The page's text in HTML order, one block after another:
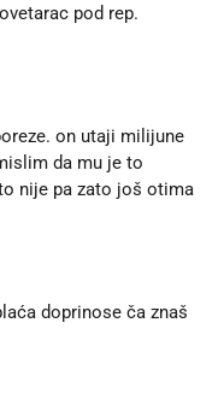
pod rep.
on utaji milijune
da mu je to
nije pa zato još otima
doprinose ča znaš